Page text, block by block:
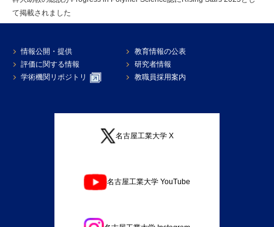
て掲載されました
情報公開・提供
教育情報の公表
評価に関する情報
研究者情報
学術機関リポジトリ
教職員採用案内
名古屋工業大学 X
名古屋工業大学 YouTube